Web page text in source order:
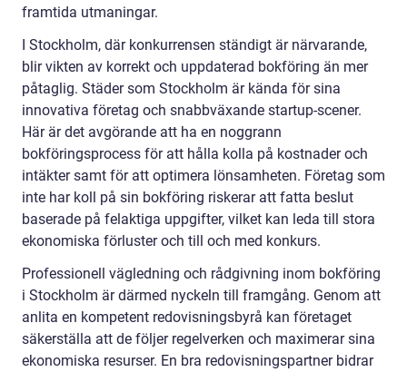
framtida utmaningar.
I Stockholm, där konkurrensen ständigt är närvarande,
blir vikten av korrekt och uppdaterad bokföring än mer
påtaglig. Städer som Stockholm är kända för sina
innovativa företag och snabbväxande startup-scener.
Här är det avgörande att ha en noggrann
bokföringsprocess för att hålla kolla på kostnader och
intäkter samt för att optimera lönsamheten. Företag som
inte har koll på sin bokföring riskerar att fatta beslut
baserade på felaktiga uppgifter, vilket kan leda till stora
ekonomiska förluster och till och med konkurs.
Professionell vägledning och rådgivning inom bokföring
i Stockholm är därmed nyckeln till framgång. Genom att
anlita en kompetent redovisningsbyrå kan företaget
säkerställa att de följer regelverken och maximerar sina
ekonomiska resurser. En bra redovisningspartner bidrar